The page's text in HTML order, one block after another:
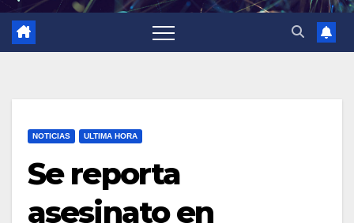
NOTICIAS ULTIMA HORA
Se reporta
asesinato en